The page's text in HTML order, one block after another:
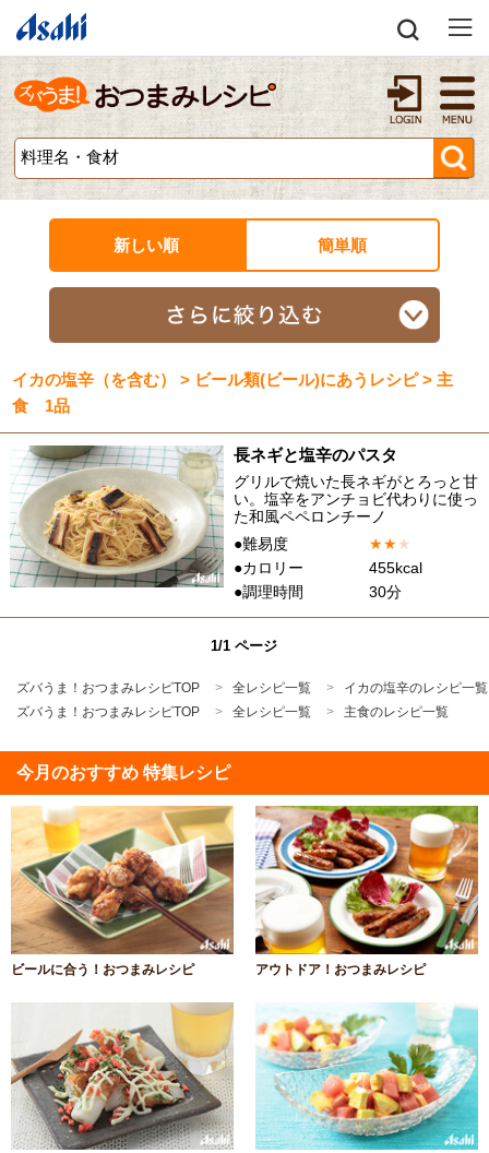
新しい順 簡単順
イカの塩辛（を含む） > ビール類(ビール)にあうレシピ > 主
食 1品
長ネギと塩辛のパスタ
グリルで焼いた長ネギがとろっと甘
い。塩辛をアンチョビ代わりに使っ
た和風ペペロンチーノ
●難易度
★★★
●カロリー
455kcal
●調理時間
30分
1/1 ページ
ズバうま！おつまみレシピTOP 全レシピ一覧
イカの塩辛のレシピ一覧
ズバうま！おつまみレシピTOP
全レシピ一覧 主食のレシピ一覧
今月のおすすめ 特集レシピ
ビールに合う！おつまみレシピ アウトドア！おつまみレシピ